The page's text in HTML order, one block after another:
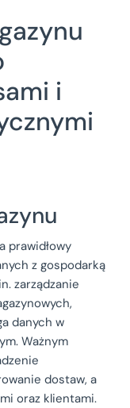
i
prawidłowy
z gospodarką
zarządzanie
danych w
Ważnym
dostaw, a
oraz klientami.